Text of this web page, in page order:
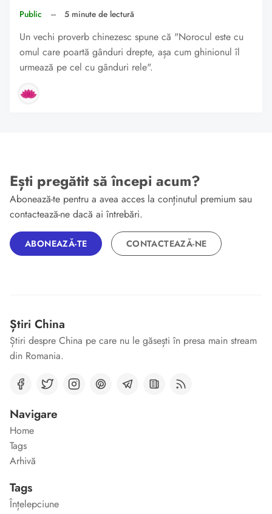
Public – 5 minute de lectură
Un vechi proverb chinezesc spune că "Norocul este cu
omul care poartă gânduri drepte, așa cum ghinionul îl
urmează pe cel cu gânduri rele".
Ești pregătit să începi acum?
Abonează-te pentru a avea acces la conținutul premium sau
contactează-ne dacă ai întrebări.
ABONEAZĂ-TE CONTACTEAZĂ-NE
Știri China
Știri despre China pe care nu le găsești în presa main stream
din Romania.
Navigare
Home
Tags
Arhivă
Tags
Înțelepciune